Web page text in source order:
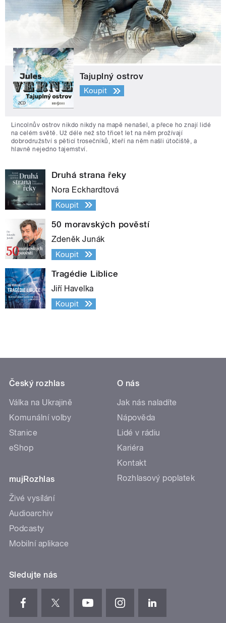
Tajuplný ostrov
Koupit
Lincolnův ostrov nikdo nikdy na mapě nenašel, a přece ho znají lidé
na celém světě. Už déle než sto třicet let na něm prožívají
dobrodružství s pěticí trosečníků, kteří na něm našli útočiště, a
hlavně nejedno tajemství.
Druhá strana řeky
Nora Eckhardtová
Koupit
50 moravských pověstí
Zdeněk Junák
Koupit
Tragédie Liblice
Jiří Havelka
Koupit
Český rozhlas
Válka na Ukrajině
Komunální volby
Stanice
eShop
mujRozhlas
Živé vysílání
Audioarchiv
Podcasty
Mobilní aplikace
O nás
Jak nás naladíte
Nápověda
Lidé v rádiu
Kariéra
Kontakt
Rozhlasový poplatek
Sledujte nás